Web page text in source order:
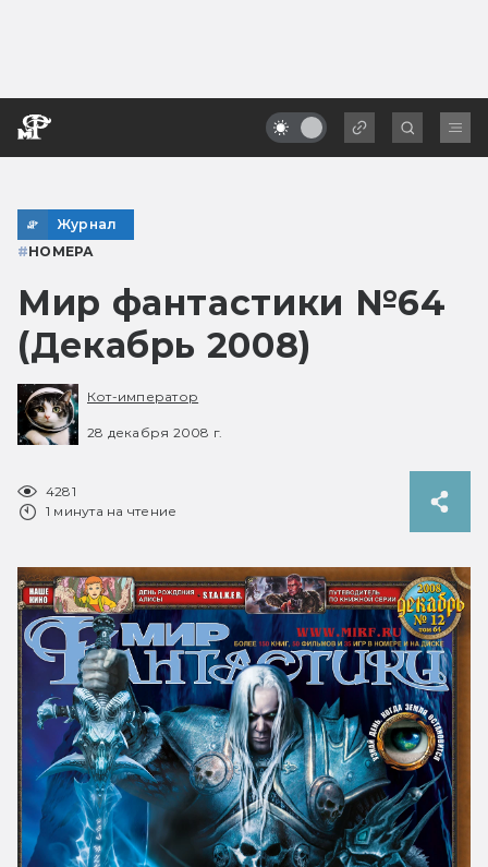
Журнал
#НОМЕРА
Мир фантастики №64
(Декабрь 2008)
Кот-император
28 декабря 2008 г.
4281
1 минута на чтение